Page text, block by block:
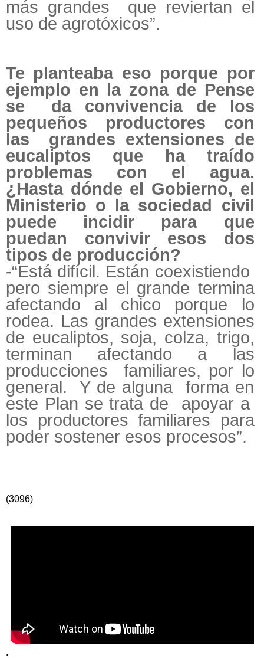
más grandes que reviertan el
uso de agrotóxicos”.
Te planteaba eso porque por
ejemplo en la zona de Pense
se da convivencia de los
pequeños productores con
las grandes extensiones de
eucaliptos que ha traído
problemas con el agua.
¿Hasta dónde el Gobierno, el
Ministerio o la sociedad civil
puede incidir para que
puedan convivir esos dos
tipos de producción?
-“Está difícil. Están coexistiendo
pero siempre el grande termina
afectando al chico porque lo
rodea. Las grandes extensiones
de eucaliptos, soja, colza, trigo,
terminan afectando a las
producciones familiares, por lo
general. Y de alguna forma en
este Plan se trata de apoyar a
los productores familiares para
poder sostener esos procesos”.
(3096)
.